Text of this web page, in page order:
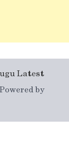
Latest
| Powered by